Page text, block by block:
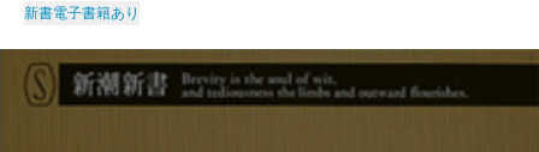
新書電子書籍あり